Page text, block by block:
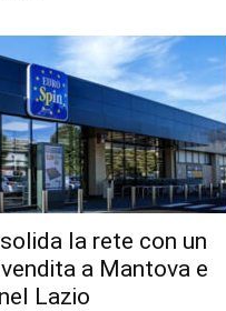
la rete con un
a Mantova e
Lazio